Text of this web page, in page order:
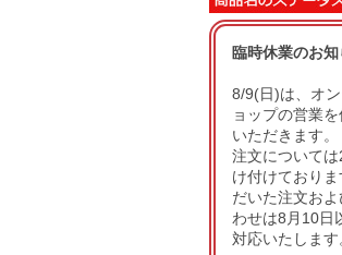
臨時休業のお
8/9(日)は、オ
ョップの営業
いただきます。
注文について
け付けており
だいた注文お
わせは8月10日
対応いたします